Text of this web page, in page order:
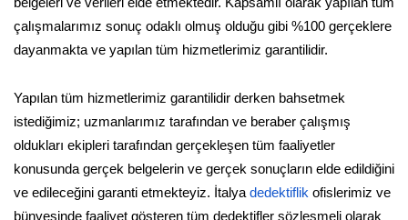
çalışmalarımız sonuç odaklı olmuş olduğu gibi %100 gerçeklere
dayanmakta ve yapılan tüm hizmetlerimiz garantilidir.
Yapılan tüm hizmetlerimiz garantilidir derken bahsetmek
istediğimiz; uzmanlarımız tarafından ve beraber çalışmış
oldukları ekipleri tarafından gerçekleşen tüm faaliyetler
konusunda gerçek belgelerin ve gerçek sonuçların elde edildiğini
ve edileceğini garanti etmekteyiz. İtalya dedektiflik ofislerimiz ve
bünyesinde faaliyet gösteren tüm dedektifler sözleşmeli olarak